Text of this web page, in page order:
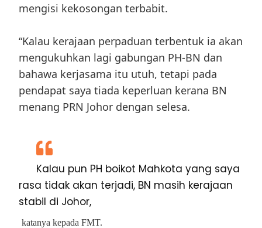
mengisi kekosongan terbabit.
“Kalau kerajaan perpaduan terbentuk ia akan
mengukuhkan lagi gabungan PH-BN dan
bahawa kerjasama itu utuh, tetapi pada
pendapat saya tiada keperluan kerana BN
menang PRN Johor dengan selesa.
Kalau pun PH boikot Mahkota yang saya
rasa tidak akan terjadi, BN masih kerajaan
stabil di Johor,
katanya kepada FMT.